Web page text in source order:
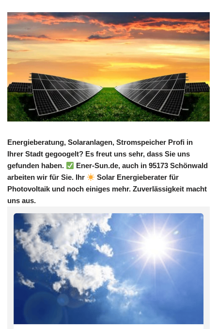
Energieberatung, Solaranlagen, Stromspeicher Profi in
Ihrer Stadt gegoogelt? Es freut uns sehr, dass Sie uns
gefunden haben.
Ener-Sun.de, auch in 95173 Schönwald
arbeiten wir für Sie. Ihr
Solar Energieberater für
Photovoltaik und noch einiges mehr. Zuverlässigkeit macht
uns aus.